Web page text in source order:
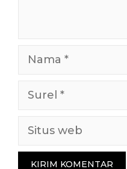
Nama
Surel
Situs